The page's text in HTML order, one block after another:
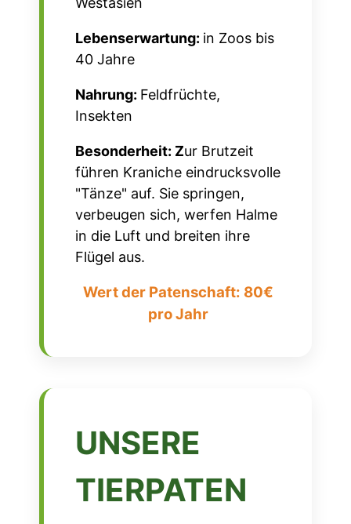
Lebenserwartung: in Zoos bis
40 Jahre
Nahrung: Feldfrüchte,
Insekten
Besonderheit: Zur Brutzeit
führen Kraniche eindrucksvolle
"Tänze" auf. Sie springen,
verbeugen sich, werfen Halme
in die Luft und breiten ihre
Flügel aus.
Wert der Patenschaft: 80€
pro Jahr
UNSERE
TIERPATEN